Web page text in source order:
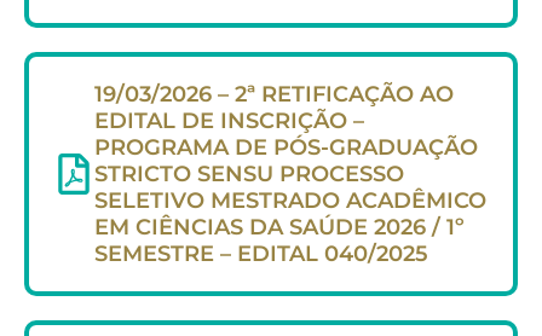
19/03/2026 – 2ª RETIFICAÇÃO AO
EDITAL DE INSCRIÇÃO –
PROGRAMA DE PÓS-GRADUAÇÃO
STRICTO SENSU PROCESSO
SELETIVO MESTRADO ACADÊMICO
EM CIÊNCIAS DA SAÚDE 2026 / 1º
SEMESTRE – EDITAL 040/2025